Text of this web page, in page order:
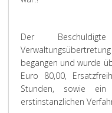
Der
begangen und wurde
Euro 80,00,
Stunden, sowie
erstinstanzlichen